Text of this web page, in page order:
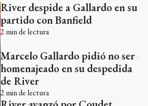
River despide a Gallardo en su
partido con Banfield
2 min de lectura
Marcelo Gallardo pidió no ser
homenajeado en su despedida
de River
2 min de lectura